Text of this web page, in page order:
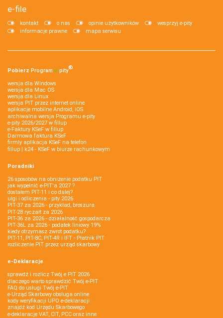
e-file
kontakt o nas opinie użytkowników
wesprzyj e-pity
informacje prawne
mapa serwisu
Pobierz Program e‑pity®
wersja dla Windows
wersja dla Mac OS
wersja dla Linux
wersja PIT przez internet online
aplikacje mobilne Android, iOS
archiwalna wersja Programu e-pity
e-pity 2026/2027 w fillup
e‑Faktury KSeF w fillup
Darmowa faktura KSeF
firmly aplikacja KSeF na telefon
fillup | k24 - KSeF w biurze rachunkowym
Poradniki
26 sposobów na obniżenie podatku PIT
jak wypełnić e-PIT'a 2027 ?
dostałem PIT-11 i co dalej?
ulgi i odliczenia - pity 2026
PIT-37 za 2026 - przykład, broszura
PIT-28 ryczałt za 2026
PIT-36 za 2026 - działalność gospodarcza
PIT-36L za 2026 - podatek liniowy 19%
kiedy otrzymasz zwrot podatku?
PIT-11, PIT-8C, PIT-4R i IFT - Płatnik PIT
rozliczenie PIT przez urząd skarbowy
e-Deklaracje
sprawdź i rozlicz Twój e PIT 2026
dlaczego warto sprawdzić Twój e-PIT
FAQ do usługi Twój e-PIT
e-Urząd Skarbowy obsługa online
kody weryfikacji UPO e-deklaracji
znajdź kod Urzędu Skarbowego
e-deklaracje VAT, CIT, PCC oraz inne